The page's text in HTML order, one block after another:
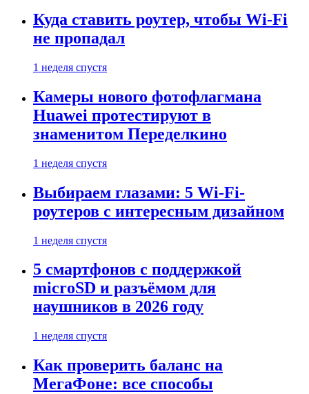
Куда ставить роутер, чтобы Wi-Fi
не пропадал
1 неделя спустя
Камеры нового фотофлагмана
Huawei протестируют в
знаменитом Переделкино
1 неделя спустя
Выбираем глазами: 5 Wi-Fi-
роутеров с интересным дизайном
1 неделя спустя
5 смартфонов с поддержкой
microSD и разъёмом для
наушников в 2026 году
1 неделя спустя
Как проверить баланс на
МегаФоне: все способы